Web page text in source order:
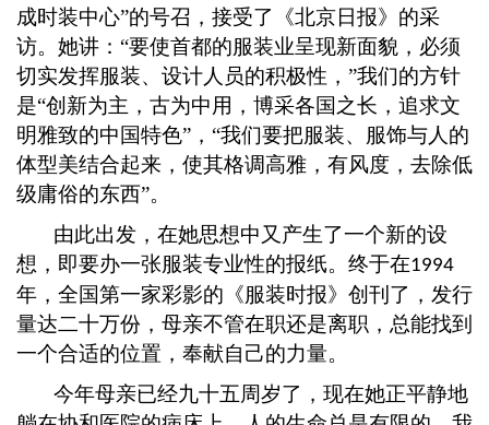
成时装中心”的号召，接受了《北京日报》的采
访。她讲：“要使首都的服装业呈现新面貌，必须
切实发挥服装、设计人员的积极性，”我们的方针
是“创新为主，古为中用，博采各国之长，追求文
明雅致的中国特色”，“我们要把服装、服饰与人的
体型美结合起来，使其格调高雅，有风度，去除低
级庸俗的东西”。
由此出发，在她思想中又产生了一个新的设
想，即要办一张服装专业性的报纸。终于在1994
年，全国第一家彩影的《服装时报》创刊了，发行
量达二十万份，母亲不管在职还是离职，总能找到
一个合适的位置，奉献自己的力量。
今年母亲已经九十五周岁了，现在她正平静地